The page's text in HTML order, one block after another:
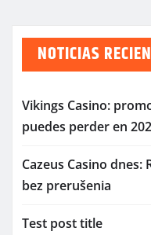
NOTICIAS
Vikings Casino:
puedes perder en
Cazeus Casino
bez prerušenia
Test post title